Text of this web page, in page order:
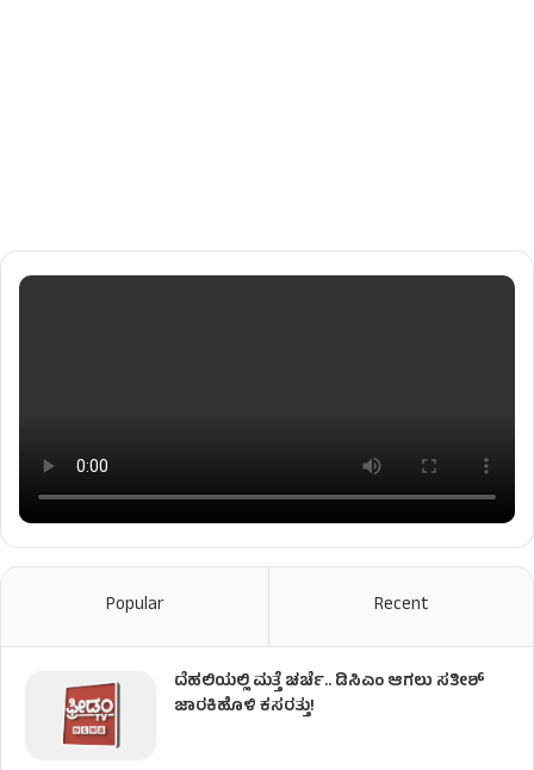
Popular Recent
ದೆಹಲಿಯಲ್ಲಿ ಮತ್ತೆ ಚರ್ಚೆ.. ಡಿಸಿಎಂ ಆಗಲು ಸತೀಶ್
ಜಾರಕಿಹೊಳಿ ಕಸರತ್ತು!